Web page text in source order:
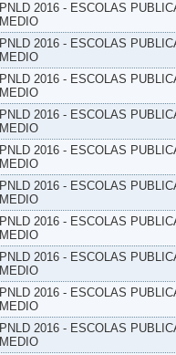
PNLD 2016 - ESCOLAS
MEDIO
PNLD 2016 - ESCOLAS
MEDIO
PNLD 2016 - ESCOLAS
MEDIO
PNLD 2016 - ESCOLAS
MEDIO
PNLD 2016 - ESCOLAS
MEDIO
PNLD 2016 - ESCOLAS
MEDIO
PNLD 2016 - ESCOLAS
MEDIO
PNLD 2016 - ESCOLAS
MEDIO
PNLD 2016 - ESCOLAS
MEDIO
PNLD 2016 - ESCOLAS
MEDIO